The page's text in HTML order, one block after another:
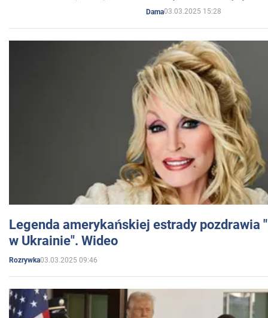
Dama03.03.2025 15:28
Legenda amerykańskiej estrady pozdrawia
w Ukrainie". Wideo
Rozrywka03.03.2025 09:46